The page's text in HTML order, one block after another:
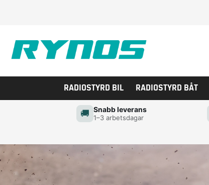
RADIOSTYRD BIL RADIOSTYRD BÅT
🚚 Snabb leverans
1–3 arbetsdagar